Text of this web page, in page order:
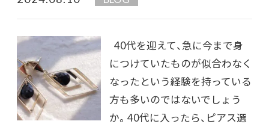
40代を迎えて、急に今まで身
につけていたものが似合わなく
なったという経験を持っている
方も多いのではないでしょう
か。40代に入ったら、ピアス選